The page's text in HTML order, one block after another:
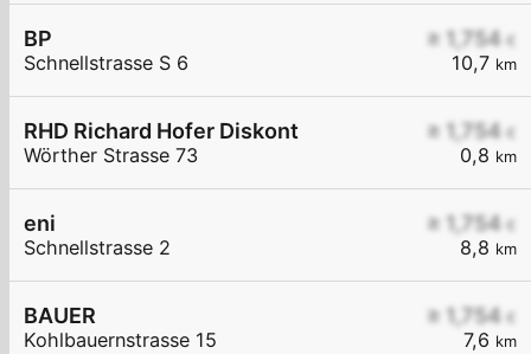
≥ 1,754 €
10,7 km
BP
Schnellstrasse S 6
≥ 1,754 €
0,8 km
RHD Richard Hofer Diskont
Wörther Strasse 73
≥ 1,754 €
8,8 km
eni
Schnellstrasse 2
≥ 1,754 €
7,6 km
BAUER
Kohlbauernstrasse 15